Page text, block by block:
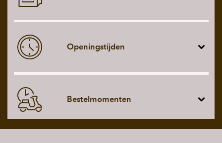
Openingstijden
Bestelmomenten